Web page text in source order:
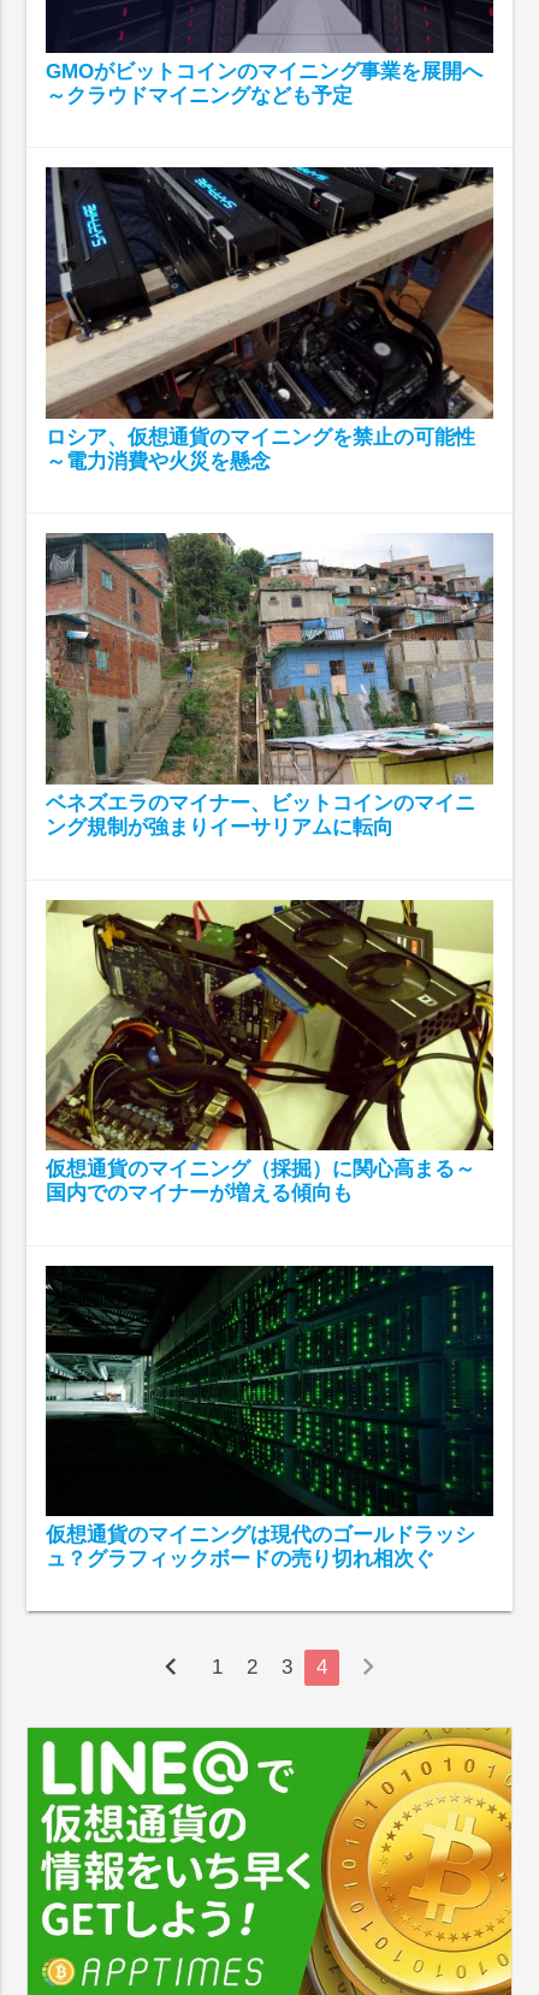
GMOがビットコインのマイニング事業を展開へ
～クラウドマイニングなども予定
ロシア、仮想通貨のマイニングを禁止の可能性
～電力消費や火災を懸念
ベネズエラのマイナー、ビットコインのマイニ
ング規制が強まりイーサリアムに転向
仮想通貨のマイニング（採掘）に関心高まる～
国内でのマイナーが増える傾向も
仮想通貨のマイニングは現代のゴールドラッシ
ュ？グラフィックボードの売り切れ相次ぐ
chevron_left 1 2 3 4 chevron_right